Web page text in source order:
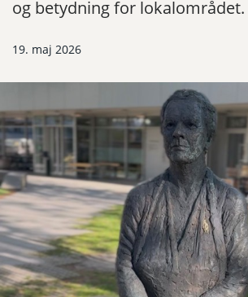
og betydning for lokalområdet.
19. maj 2026